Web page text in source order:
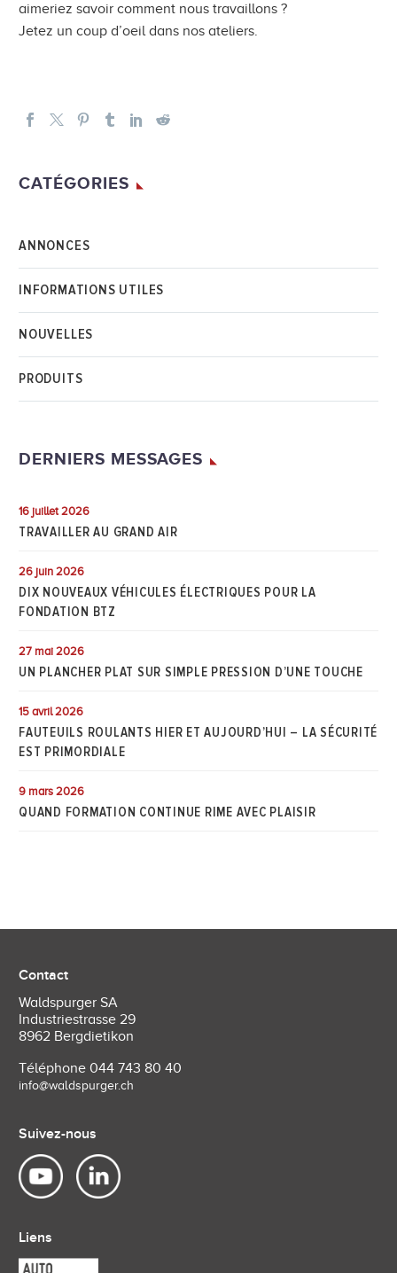
aimeriez savoir comment nous travaillons ?
Jetez un coup d’oeil dans nos ateliers.
CATÉGORIES
ANNONCES
INFORMATIONS UTILES
NOUVELLES
PRODUITS
DERNIERS MESSAGES
16 juillet 2026
TRAVAILLER AU GRAND AIR
26 juin 2026
DIX NOUVEAUX VÉHICULES ÉLECTRIQUES POUR LA
FONDATION BTZ
27 mai 2026
UN PLANCHER PLAT SUR SIMPLE PRESSION D’UNE TOUCHE
15 avril 2026
FAUTEUILS ROULANTS HIER ET AUJOURD’HUI – LA SÉCURITÉ
EST PRIMORDIALE
9 mars 2026
QUAND FORMATION CONTINUE RIME AVEC PLAISIR
Contact
Waldspurger SA
Industriestrasse 29
8962 Bergdietikon
Téléphone 044 743 80 40
info@waldspurger.ch
Suivez-nous
Liens